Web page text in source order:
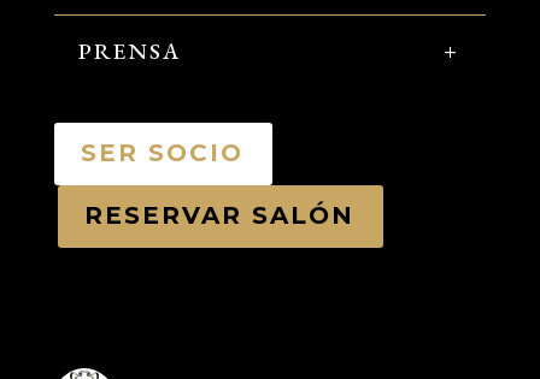
PRENSA
SER SOCIO
RESERVAR SALÓN